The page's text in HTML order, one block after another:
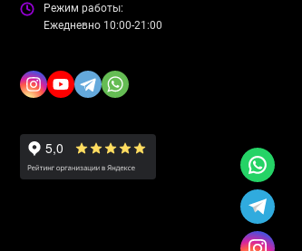
Режим работы:
Ежедневно 10:00-21:00